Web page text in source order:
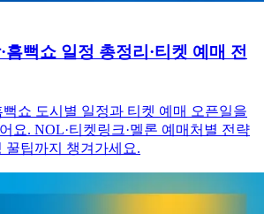
흠뻑쇼 일정 총정리·티켓 예매 전
뻑쇼 도시별 일정과 티켓 예매 오픈일을
요. NOL·티켓링크·멜론 예매처별 전략
꿀팁까지 챙겨가세요.